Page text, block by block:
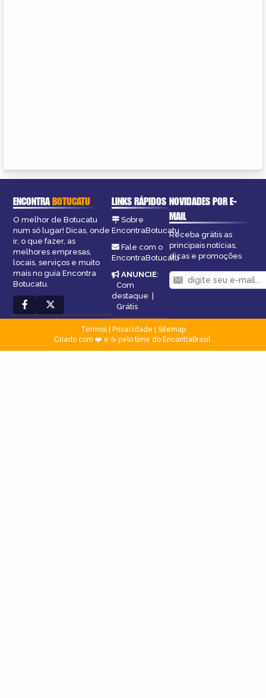
ENCONTRABOTUCATU
O melhor de Botucatu
num só lugar! Dicas, onde
ir, o que fazer, as
melhores empresas,
locais, serviços e muito
mais no guia Encontra
Botucatu.
LINKS RÁPIDOS
Sobre
EncontraBotucatu
Fale com o
EncontraBotucatu
ANUNCIE:
Com
destaque
Grátis
NOVIDADES POR E-
MAIL
Receba grátis as
principais notícias,
dicas e promoções
Termos| Privacidade
Sitemap
Criado com ❤️ e ☕ pelo time do EncontraBrasil